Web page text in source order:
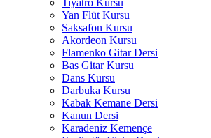
Tiyatro Kursu
Yan Flüt Kursu
Saksafon Kursu
Akordeon Kursu
Flamenko Gitar Dersi
Bas Gitar Kursu
Dans Kursu
Darbuka Kursu
Kabak Kemane Dersi
Kanun Dersi
Karadeniz Kemençe